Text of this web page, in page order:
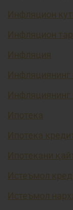
Инфляцион
Инфляцион
Инфляция
Ипотека
Ипотека
Ипотекани
Истеъмол
Истеъмол